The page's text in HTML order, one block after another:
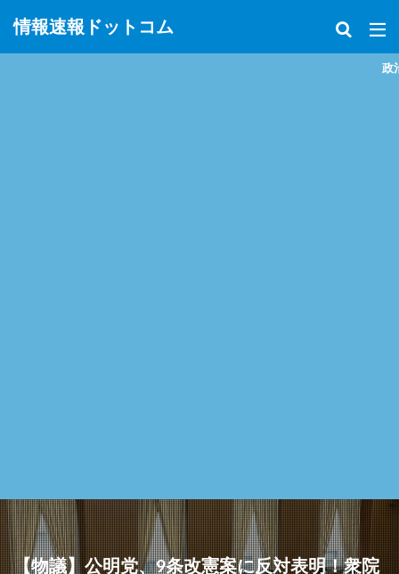
情報速報ドットコム
政治、経済、地震、放
【物議】公明党、9条改憲案に反対表明！衆院